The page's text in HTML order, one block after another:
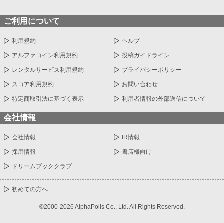
ご利用について
利用規約 ヘルプ
アルファコイン利用規約 投稿ガイドライン
レンタルサービス利用規約 プライバシーポリシー
スコア利用規約 お問い合わせ
特定商取引法に基づく表示 利用者情報の外部送信について
会社情報
会社情報 IR情報
採用情報 書店様向け
ドリームブッククラブ
初めての方へ
©2000-2026 AlphaPolis Co., Ltd. All Rights Reserved.